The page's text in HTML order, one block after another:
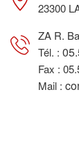
23300
ZA R.
Tél. :
Fax :
Mail :